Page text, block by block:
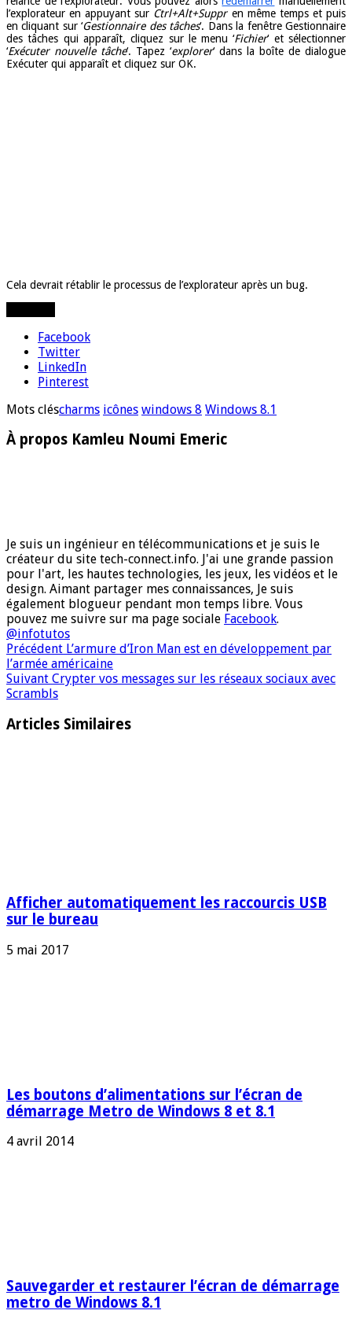
l’explorateur en appuyant sur Ctrl+Alt+Suppren même temps et puis
en cliquant sur ‘Gestionnaire des tâches‘. Dans la fenêtre Gestionnaire
des tâches qui apparaît, cliquez sur le menu ‘Fichier‘ et sélectionner
‘Exécuter nouvelle tâche‘. Tapez ‘explorer‘ dans la boîte de dialogue
Exécuter qui apparaît et cliquez sur OK.
Cela devrait rétablir le processus de l’explorateur après un bug.
Facebook
Twitter
LinkedIn
Pinterest
Mots cléscharms icônes windows 8 Windows 8.1
À propos Kamleu Noumi Emeric
Je suis un ingénieur en télécommunications et je suis le
créateur du site tech-connect.info. J'ai une grande passion
pour l'art, les hautes technologies, les jeux, les vidéos et le
design. Aimant partager mes connaissances, Je suis
également blogueur pendant mon temps libre. Vous
pouvez me suivre sur ma page sociale Facebook.
@infotutos
Précédent L’armure d’Iron Man est en développement par
l’armée américaine
Suivant Crypter vos messages sur les réseaux sociaux avec
Scrambls
Articles Similaires
Afficher automatiquement les raccourcis USB
sur le bureau
5 mai 2017
Les boutons d’alimentations sur l’écran de
démarrage Metro de Windows 8 et 8.1
4 avril 2014
Sauvegarder et restaurer l’écran de démarrage
metro de Windows 8.1